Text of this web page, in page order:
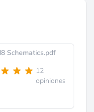
Schematics.pdf
12
opiniones